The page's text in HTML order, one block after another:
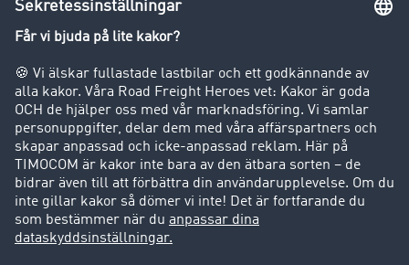
Körförbud för lastbilar
Företag
Kunder värvar kunder
Success Stories
Support
Support